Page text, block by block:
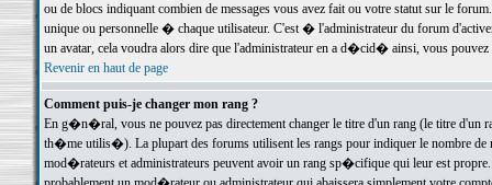
ou de blocs indiquant combien de messages vous avez fait ou votre statut sur le
unique ou personnelle � chaque utilisateur. C'est � l'administrateur du forum
un avatar, cela voudra alors dire que l'administrateur en a d�cid� ainsi, vous
Revenir en haut de page
Comment puis-je changer mon rang ?
En g�n�ral, vous ne pouvez pas directement changer le titre d'un rang (le titre d'un
th�me utilis�). La plupart des forums utilisent les rangs pour indiquer le nombre de
mod�rateurs et administrateurs peuvent avoir un rang sp�cifique qui leur est